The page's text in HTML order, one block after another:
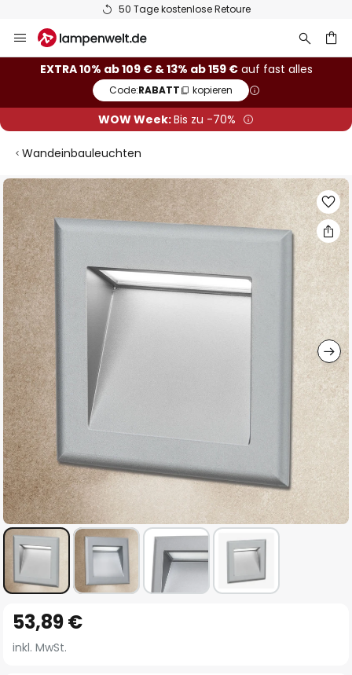
50 Tage kostenlose Retoure
Inhalt
springen
EXTRA 10% ab 109 € & 13% ab 159 €auf fast alles
Code:RABATT kopieren
WOW Week:Bis zu -70%
Wandeinbauleuchten
Zum
Ende
der
Bildgalerie
springen
Anfang
der
53,89 €
inkl. MwSt.